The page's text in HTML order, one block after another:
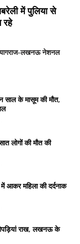
में पुलिया से
रहे
लखनऊ नेशनल
साल के मासूम की मौत,
लोगों की मौत की
महिला की दर्दनाक
राख, लखनऊ के